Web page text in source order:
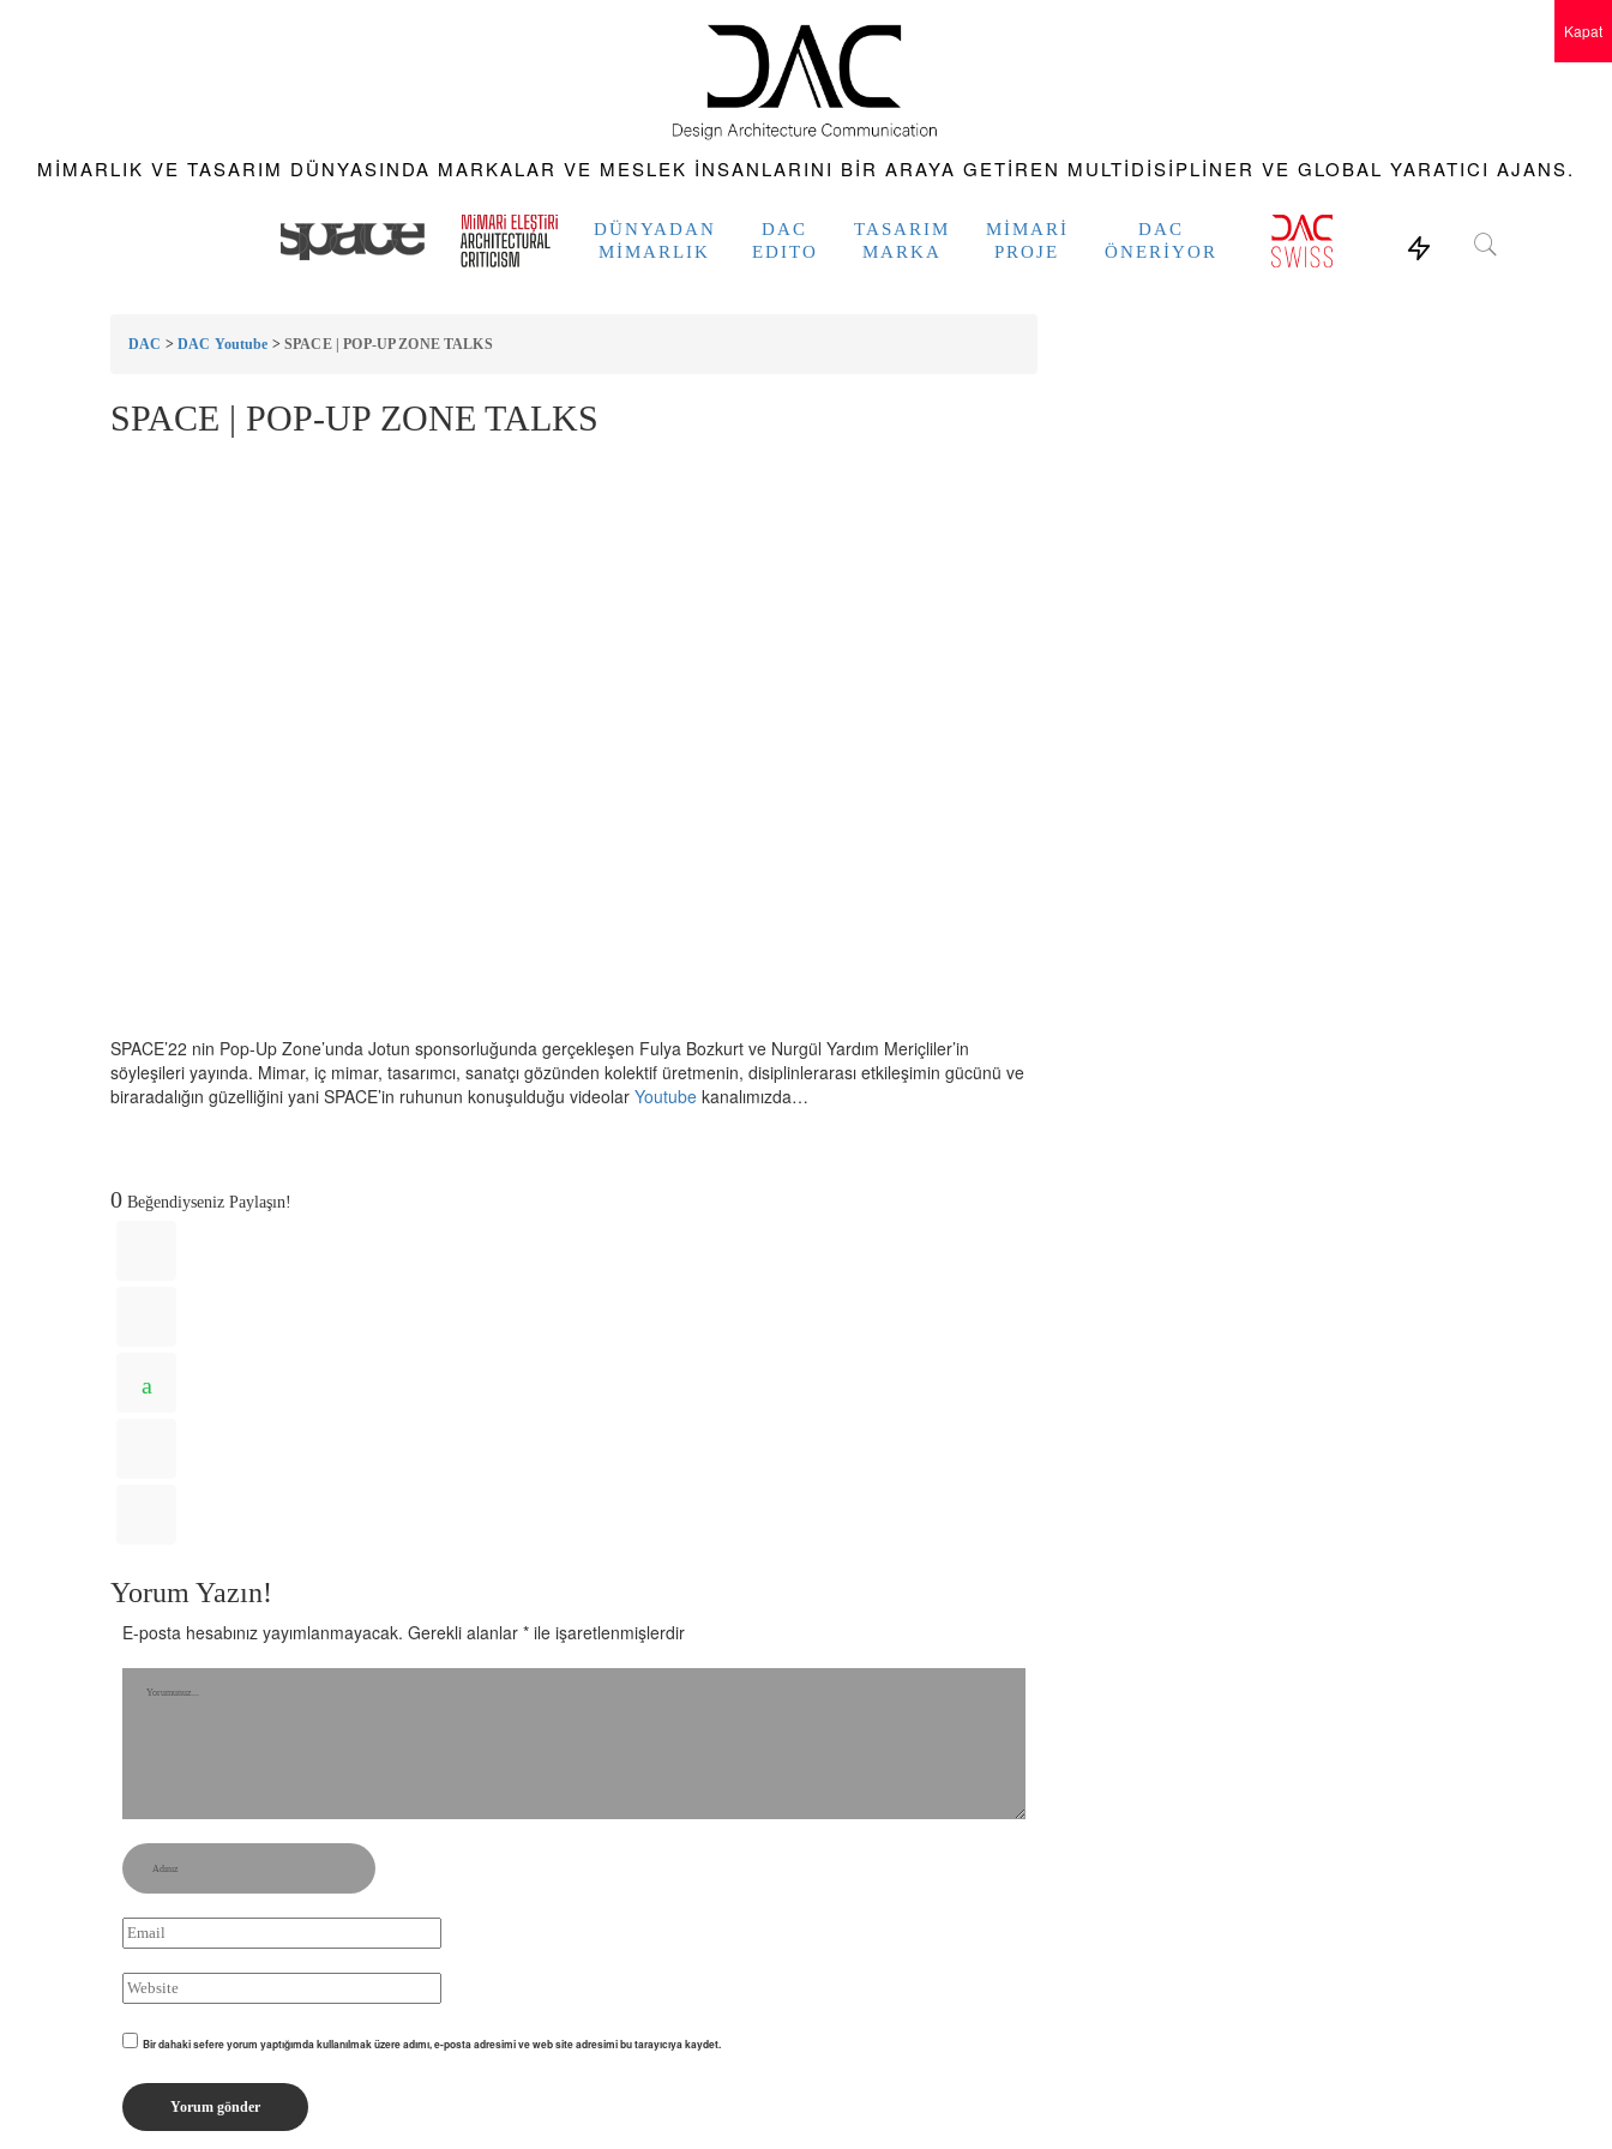
MIMARLIK VE TASARIM DÜNYASINDA MARKALAR VE MESLEK INSANLARINI BIR ARAYA GETIREN MULTIDISIPLINER VE GLOBAL YARATICI AJANS.
DÜNYADAN
MIMARLIK
DAC
EDITO
TASARIM
MARKA
MIMARI
PROJE
DAC
ÖNERIYOR
DAC > DAC Youtube >SPACE | POP-UP ZONE TALKS
SPACE | POP-UP ZONE TALKS
SPACE’22 nin Pop-Up Zone’unda Jotun sponsorluğunda gerçekleşen Fulya Bozkurt ve Nurgül Yardım Meriçliler’in
söyleşileri yayında. Mimar, iç mimar, tasarımcı, sanatçı gözünden kolektif üretmenin, disiplinlerarası etkileşimin gücünü ve
biraradalığın güzelliğini yani SPACE’in ruhunun konuşulduğu videolar Youtube kanalımızda…
0 Beğendiyseniz Paylaşın!
Yorum Yazın!
E-posta hesabınız yayımlanmayacak. Gerekli alanlar * ile işaretlenmişlerdir
Bir dahaki sefere yorum yaptığımda kullanılmak üzere adımı, e-posta adresimi ve web site adresimi bu tarayıcıya kaydet.
Kapat